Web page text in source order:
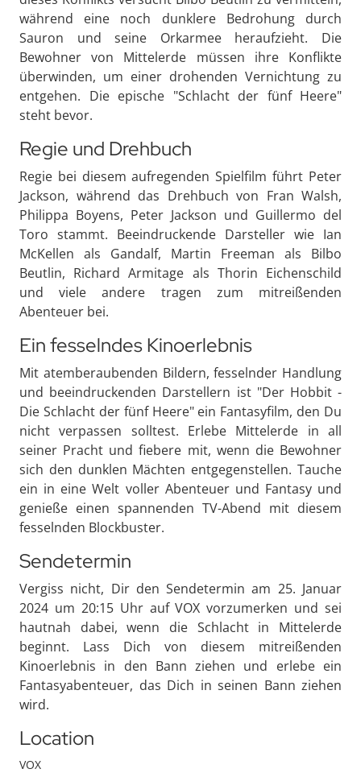
während eine noch dunklere Bedrohung durch
Sauron und seine Orkarmee heraufzieht. Die
Bewohner von Mittelerde müssen ihre Konflikte
überwinden, um einer drohenden Vernichtung zu
entgehen. Die epische "Schlacht der fünf Heere"
steht bevor.
Regie und Drehbuch
Regie bei diesem aufregenden Spielfilm führt Peter
Jackson, während das Drehbuch von Fran Walsh,
Philippa Boyens, Peter Jackson und Guillermo del
Toro stammt. Beeindruckende Darsteller wie Ian
McKellen als Gandalf, Martin Freeman als Bilbo
Beutlin, Richard Armitage als Thorin Eichenschild
und viele andere tragen zum mitreißenden
Abenteuer bei.
Ein fesselndes Kinoerlebnis
Mit atemberaubenden Bildern, fesselnder Handlung
und beeindruckenden Darstellern ist "Der Hobbit -
Die Schlacht der fünf Heere" ein Fantasyfilm, den Du
nicht verpassen solltest. Erlebe Mittelerde in all
seiner Pracht und fiebere mit, wenn die Bewohner
sich den dunklen Mächten entgegenstellen. Tauche
ein in eine Welt voller Abenteuer und Fantasy und
genieße einen spannenden TV-Abend mit diesem
fesselnden Blockbuster.
Sendetermin
Vergiss nicht, Dir den Sendetermin am 25. Januar
2024 um 20:15 Uhr auf VOX vorzumerken und sei
hautnah dabei, wenn die Schlacht in Mittelerde
beginnt. Lass Dich von diesem mitreißenden
Kinoerlebnis in den Bann ziehen und erlebe ein
Fantasyabenteuer, das Dich in seinen Bann ziehen
wird.
Location
VOX